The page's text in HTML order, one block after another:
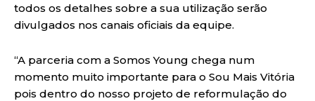
todos os detalhes sobre a sua utilização serão
divulgados nos canais oficiais da equipe.
“A parceria com a Somos Young chega num
momento muito importante para o Sou Mais Vitória
pois dentro do nosso projeto de reformulação do